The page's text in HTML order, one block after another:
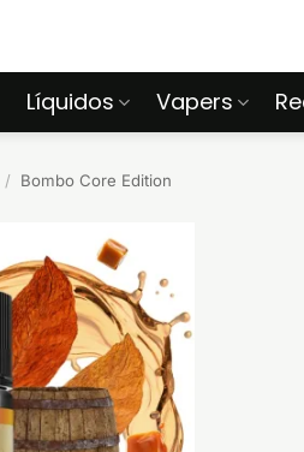
Líquidos Vapers
/ Bombo Core Edition